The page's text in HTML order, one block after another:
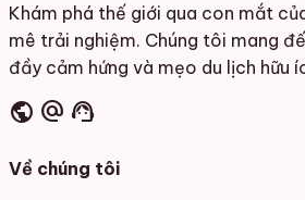
Khám phá thế giới qua con mắt
mê trải nghiệm. Chúng tôi mang
đầy cảm hứng và mẹo du lịch hữu
public alternate_email support_agent
Về chúng tôi